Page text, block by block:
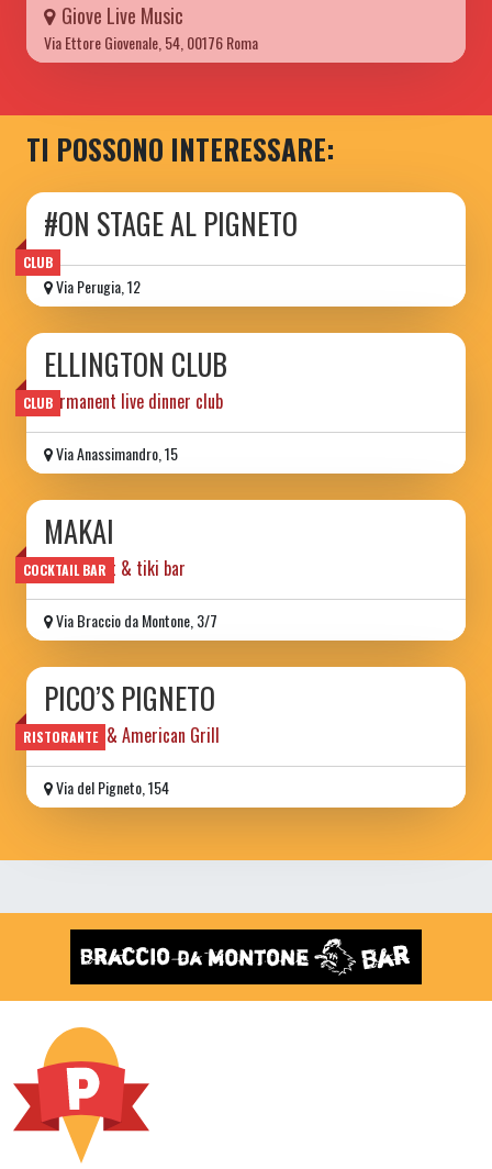
Giove Live Music
Via Ettore Giovenale, 54, 00176 Roma
TI POSSONO INTERESSARE:
CLUB
#ON STAGE AL PIGNETO
Via Perugia, 12
CLUB
ELLINGTON CLUB
permanent live dinner club
Via Anassimandro, 15
COCKTAIL BAR
MAKAI
restaurant & tiki bar
Via Braccio da Montone, 3/7
RISTORANTE
PICO’S PIGNETO
Taqueria & American Grill
Via del Pigneto, 154